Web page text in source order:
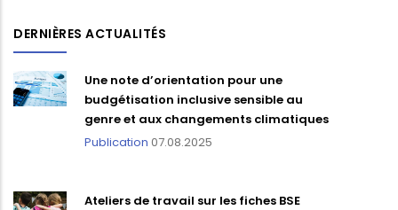
DERNIÈRES ACTUALITÉS
Une note d’orientation pour une
budgétisation inclusive sensible au
genre et aux changements climatiques
Publication 07.08.2025
Ateliers de travail sur les fiches BSE